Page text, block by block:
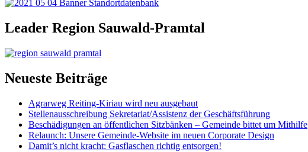
Leader Region Sauwald-Pramtal
Neueste Beiträge
Agrarweg Reiting-Kiriau wird neu ausgebaut
Stellenausschreibung Sekretariat/Assistenz der Geschäftsführung
Beschädigungen an öffentlichen Sitzbänken – Gemeinde bittet um Mithilfe
Relaunch: Unsere Gemeinde-Website im neuen Corporate Design
Damit’s nicht kracht: Gasflaschen richtig entsorgen!